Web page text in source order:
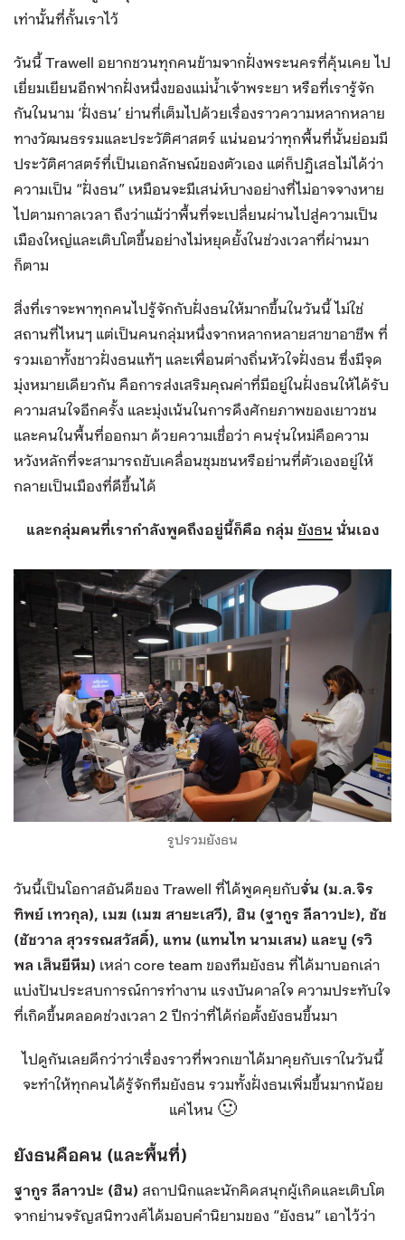
เท่านั้นที่กั้นเราไว้
วันนี้ Trawell อยากชวนทุกคนข้ามจากฝั่งพระนครที่คุ้นเคย ไป
เยี่ยมเยียนอีกฟากฝั่งหนึ่งของแม่น้ำเจ้าพระยา หรือที่เรารู้จัก
กันในนาม ‘ฝั่งธน’ ย่านที่เต็มไปด้วยเรื่องราวความหลากหลาย
ทางวัฒนธรรมและประวัติศาสตร์ แน่นอนว่าทุกพื้นที่นั้นย่อมมี
ประวัติศาสตร์ที่เป็นเอกลักษณ์ของตัวเอง แต่ก็ปฏิเสธไม่ได้ว่า
ความเป็น “ฝั่งธน” เหมือนจะมีเสน่ห์บางอย่างที่ไม่อาจจางหาย
ไปตามกาลเวลา ถึงว่าแม้ว่าพื้นที่จะเปลี่ยนผ่านไปสู่ความเป็น
เมืองใหญ่และเติบโตขึ้นอย่างไม่หยุดยั้งในช่วงเวลาที่ผ่านมา
ก็ตาม
สิ่งที่เราจะพาทุกคนไปรู้จักกับฝั่งธนให้มากขึ้นในวันนี้ ไม่ใช่
สถานที่ไหนๆ แต่เป็นคนกลุ่มหนึ่งจากหลากหลายสาขาอาชีพ ที่
รวมเอาทั้งชาวฝั่งธนแท้ๆ และเพื่อนต่างถิ่นหัวใจฝั่งธน ซึ่งมีจุด
มุ่งหมายเดียวกัน คือการส่งเสริมคุณค่าที่มีอยู่ในฝั่งธนให้ได้รับ
ความสนใจอีกครั้ง และมุ่งเน้นในการดึงศักยภาพของเยาวชน
และคนในพื้นที่ออกมา ด้วยความเชื่อว่า คนรุ่นใหม่คือความ
หวังหลักที่จะสามารถขับเคลื่อนชุมชนหรือย่านที่ตัวเองอยู่ให้
กลายเป็นเมืองที่ดีขึ้นได้
และกลุ่มคนที่เรากำลังพูดถึงอยู่นี้ก็คือ กลุ่ม ยังธน นั่นเอง
รูปรวมยังธน
วันนี้เป็นโอกาสอันดีของ Trawell ที่ได้พูดคุยกับจั่น (ม.ล.จิร
ทิพย์ เทวกุล), เมฆ (เมฆ สายะเสวี), ฮิน (ฐากูร ลีลาวปะ), ชัช
(ชัชวาล สุวรรณสวัสดิ์), แทน (แทนไท นามเสน) และบู (รวิ
พล เส็นยีหีม) เหล่า core team ของทีมยังธน ที่ได้มาบอกเล่า
แบ่งปันประสบการณ์การทำงาน แรงบันดาลใจ ความประทับใจ
ที่เกิดขึ้นตลอดช่วงเวลา 2 ปีกว่าที่ได้ก่อตั้งยังธนขึ้นมา
ไปดูกันเลยดีกว่าว่าเรื่องราวที่พวกเขาได้มาคุยกับเราในวันนี้
จะทำให้ทุกคนได้รู้จักทีมยังธน รวมทั้งฝั่งธนเพิ่มขึ้นมากน้อย
แค่ไหน 🙂
ยังธนคือคน (และพื้นที่)
ฐากูร ลีลาวปะ (ฮิน) สถาปนิกและนักคิดสนุกผู้เกิดและเติบโต
จากย่านจรัญสนิทวงศ์ได้มอบคำนิยามของ “ยังธน” เอาไว้ว่า